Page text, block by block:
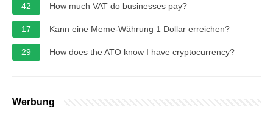
42 How much VAT do businesses pay?
17 Kann eine Meme-Währung 1 Dollar erreichen?
29 How does the ATO know I have cryptocurrency?
Werbung